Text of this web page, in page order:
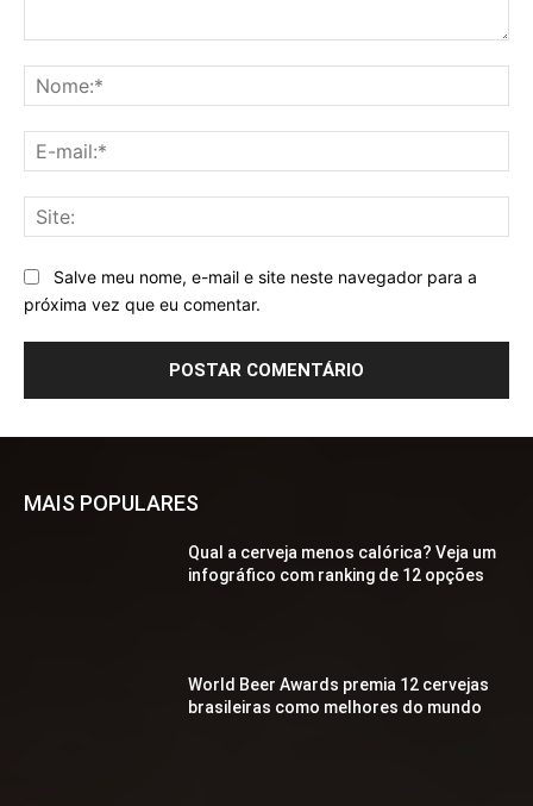
Salve meu nome, e-mail e site neste navegador para a
próxima vez que eu comentar.
MAIS POPULARES
Qual a cerveja menos calórica? Veja um
infográfico com ranking de 12 opções
World Beer Awards premia 12 cervejas
brasileiras como melhores do mundo